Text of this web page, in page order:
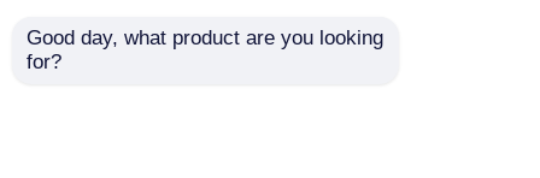
Good day, what product are you looking
for?